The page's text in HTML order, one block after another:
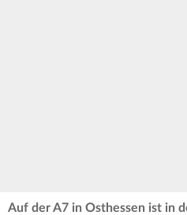
Auf der A7 in Osthessen ist in